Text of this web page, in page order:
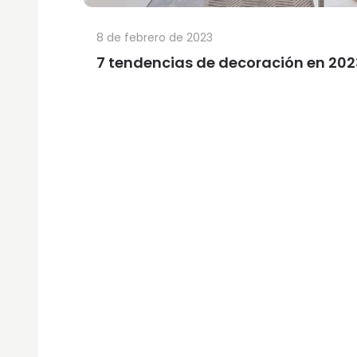
7 tendencias de decoración en
8 de febrero de 2023